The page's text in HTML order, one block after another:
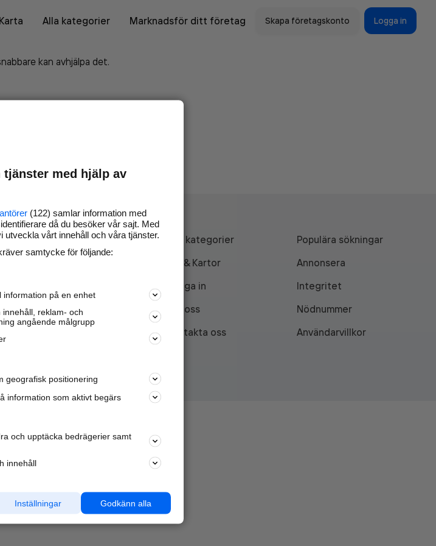
Karta
Alla kategorier Marknadsför ditt företag Skapa företagskonto Logga in
kan avhjälpa det.
Marknadsför företaget på
nya kunder och
samarbetspartners nära dig.
Läs mer här
Alla kategorier
Populära sökningar
API & Kartor
Annonsera
Logga in
Integritet
Om oss
Nödnummer
Kontakta oss
Användarvillkor
med hjälp av
(122) samlar information med
då du besöker vår sajt. Med
utveckla vårt innehåll och våra tjänster.
samtycke för följande:
information på en enhet
reklam- och
angående målgrupp
geografisk positionering
information som aktivt begärs
och upptäcka bedrägerier samt
innehåll
Godkänn alla
Inställningar